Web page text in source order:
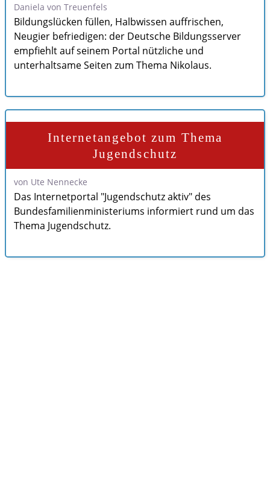
Daniela von Treuenfels
Bildungslücken füllen, Halbwissen auffrischen,
Neugier befriedigen: der Deutsche Bildungsserver
empfiehlt auf seinem Portal nützliche und
unterhaltsame Seiten zum Thema Nikolaus.
Internetangebot zum Thema
Jugendschutz
von Ute Nennecke
Das Internetportal "Jugendschutz aktiv" des
Bundesfamilienministeriums informiert rund um das
Thema Jugendschutz.